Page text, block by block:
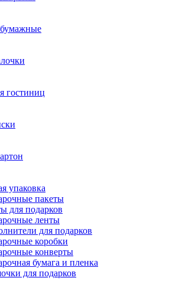
гостиниц
упаковка
пакеты
для подарков
ленты
для подарков
коробки
конверты
бумага и пленка
для подарков